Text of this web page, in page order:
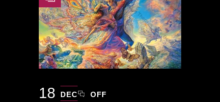
18 DEC OFF